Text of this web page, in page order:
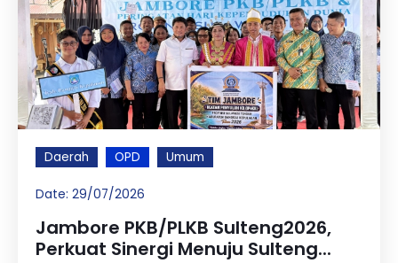
Daerah OPD Umum
Date: 29/07/2026
Jambore PKB/PLKB Sulteng2026,
Perkuat Sinergi Menuju Sulteng...